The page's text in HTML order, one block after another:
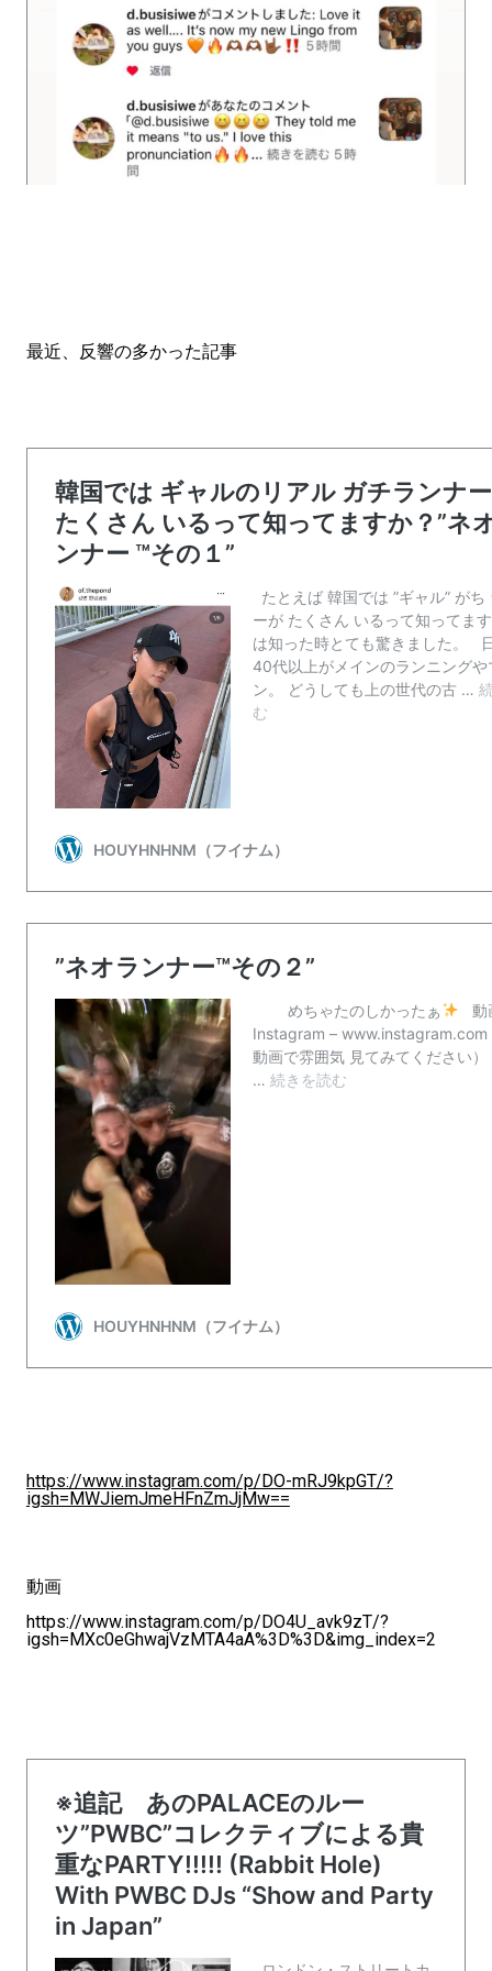
最近、反響の多かった記事
https://www.instagram.com/p/DO-mRJ9kpGT/?
igsh=MWJiemJmeHFnZmJjMw==
動画
https://www.instagram.com/p/DO4U_avk9zT/?
igsh=MXc0eGhwajVzMTA4aA%3D%3D&img_index=2